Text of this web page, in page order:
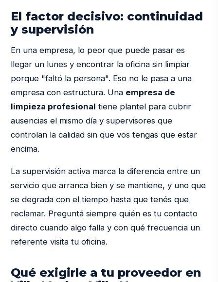
El factor decisivo: continuidad
y supervisión
En una empresa, lo peor que puede pasar es
llegar un lunes y encontrar la oficina sin limpiar
porque "faltó la persona". Eso no le pasa a una
empresa con estructura. Una empresa de
limpieza profesional tiene plantel para cubrir
ausencias el mismo día y supervisores que
controlan la calidad sin que vos tengas que estar
encima.
La supervisión activa marca la diferencia entre un
servicio que arranca bien y se mantiene, y uno que
se degrada con el tiempo hasta que tenés que
reclamar. Preguntá siempre quién es tu contacto
directo cuando algo falla y con qué frecuencia un
referente visita tu oficina.
Qué exigirle a tu proveedor en